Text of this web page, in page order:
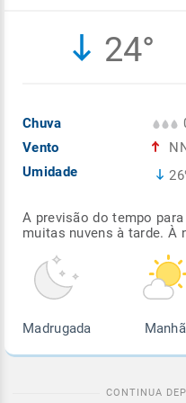
24°
Chuva
Vento
Umidade
A previsão do tempo
muitas nuvens à tarde. À
Madrugada Manhã
Enviar
Enviar
Enviar
Enviar
Enviar
Enviar